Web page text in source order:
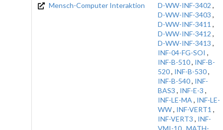
Mensch-Computer Interaktion D-WW-INF-3402 ,
D-WW-INF-3403 ,
D-WW-INF-3411 ,
D-WW-INF-3412 ,
D-WW-INF-3413 ,
INF-04-FG-SOI ,
INF-B-510, INF-B-
520, INF-B-530,
INF-B-540, INF-
BAS3 , INF-E-3 ,
INF-LE-MA , INF-LE-
WW, INF-VERT1 ,
INF-VERT3 , INF-
VMI-10, MATH-